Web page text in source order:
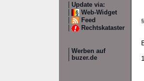
Update via:
Web-Widget
Feed
Rechtskataster
Werben auf
buzer.de